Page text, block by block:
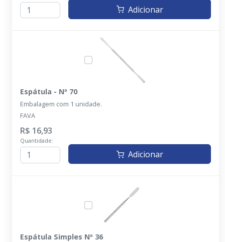
Adicionar
Espátula - Nº 70
Embalagem com 1 unidade.
FAVA
R$ 16,93
Quantidade:
Adicionar
Espátula Simples Nº 36